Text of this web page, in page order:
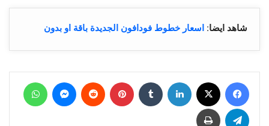
شاهد ايضا: اسعار خطوط فودافون الجديدة باقة او بدون
فيسبوك لينكدإن بينتيريست ماسنجر
تيلقرام طباعة